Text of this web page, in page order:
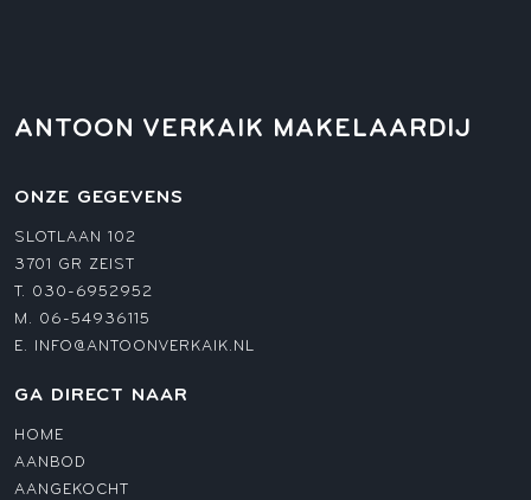
ANTOON VERKAIK MAKELAARDIJ
ONZE GEGEVENS
SLOTLAAN 102
3701 GR ZEIST
T. 030-6952952
M. 06-54936115
E.
INFO@ANTOONVERKAIK.NL
GA DIRECT NAAR
HOME
AANBOD
AANGEKOCHT